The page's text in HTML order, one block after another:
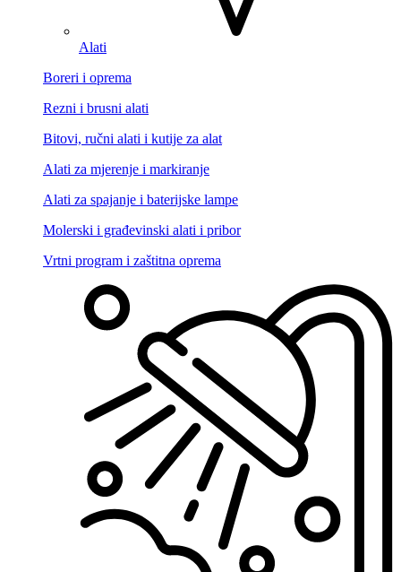
Alati
Boreri i oprema
Rezni i brusni alati
Bitovi, ručni alati i kutije za alat
Alati za mjerenje i markiranje
Alati za spajanje i baterijske lampe
Molerski i građevinski alati i pribor
Vrtni program i zaštitna oprema